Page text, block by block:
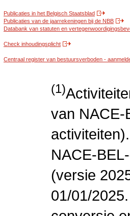
Publicaties in het Belgisch Staatsblad
Publicaties van de jaarrekeningen bij de NBB
Databank van statuten en
Check inhoudingsplicht
Centraal register van bestuursverboden -
(1)
van NACE-
NACE-
(versie
01/01/